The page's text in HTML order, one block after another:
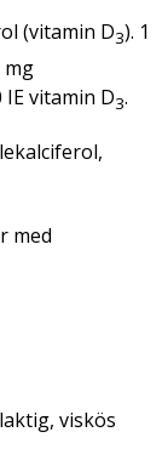
(vitamin D3). 1
mg
vitamin D3.
med
viskös